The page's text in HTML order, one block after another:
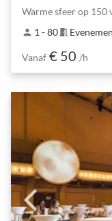
Warme sfeer op 150
person 1 - 80meeting_room
Vanaf € 50 /h